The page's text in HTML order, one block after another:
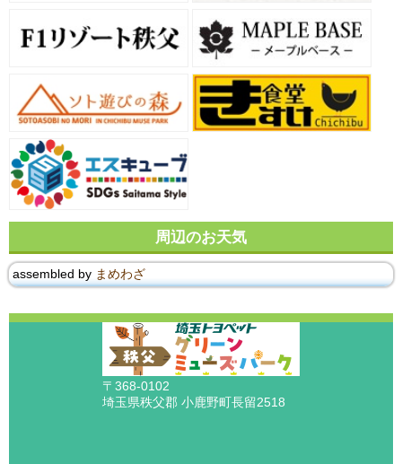
周辺のお天気
assembled by まめわざ
〒368-0102
埼玉県秩父郡 小鹿野町長留2518